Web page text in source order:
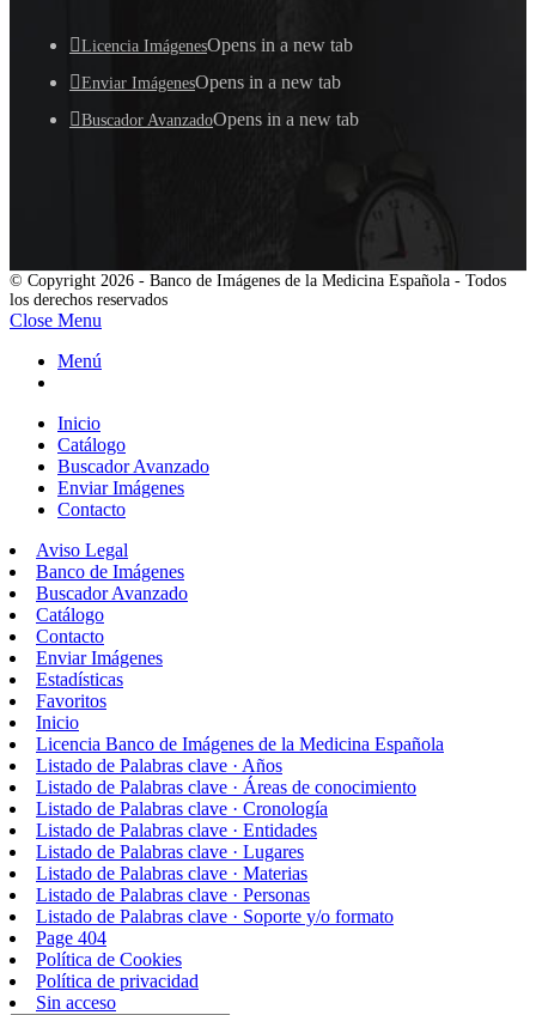
Licencia ImágenesOpens in a new tab
Enviar ImágenesOpens in a new tab
Buscador AvanzadoOpens in a new tab
© Copyright 2026 - Banco de Imágenes de la Medicina Española - Todos
los derechos reservados
Close Menu
Menú
Inicio
Catálogo
Buscador Avanzado
Enviar Imágenes
Contacto
Aviso Legal
Banco de Imágenes
Buscador Avanzado
Catálogo
Contacto
Enviar Imágenes
Estadísticas
Favoritos
Inicio
Licencia Banco de Imágenes de la Medicina Española
Listado de Palabras clave · Años
Listado de Palabras clave · Áreas de conocimiento
Listado de Palabras clave · Cronología
Listado de Palabras clave · Entidades
Listado de Palabras clave · Lugares
Listado de Palabras clave · Materias
Listado de Palabras clave · Personas
Listado de Palabras clave · Soporte y/o formato
Page 404
Política de Cookies
Política de privacidad
Sin acceso